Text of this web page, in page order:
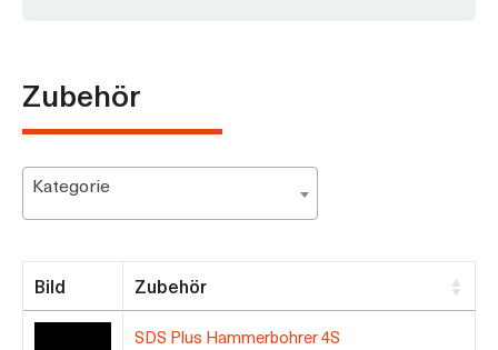
Zubehör
Kategorie
Bild Zubehör
SDS Plus Hammerbohrer 4S